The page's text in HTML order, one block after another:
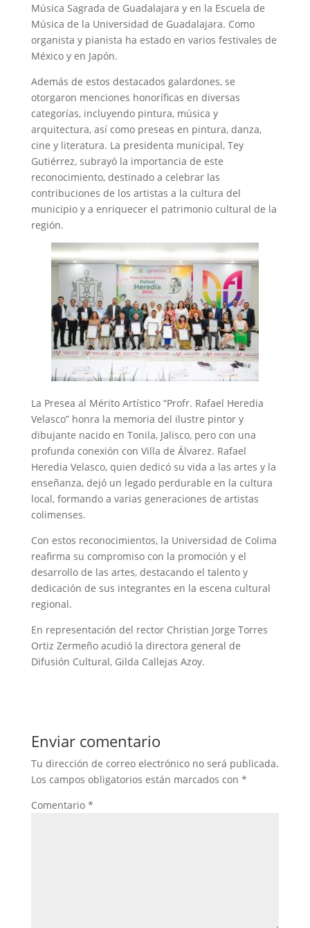
Música Sagrada de Guadalajara y en la Escuela de
Música de la Universidad de Guadalajara. Como
organista y pianista ha estado en varios festivales de
México y en Japón.
Además de estos destacados galardones, se
otorgaron menciones honoríficas en diversas
categorías, incluyendo pintura, música y
arquitectura, así como preseas en pintura, danza,
cine y literatura. La presidenta municipal, Tey
Gutiérrez, subrayó la importancia de este
reconocimiento, destinado a celebrar las
contribuciones de los artistas a la cultura del
municipio y a enriquecer el patrimonio cultural de la
región.
La Presea al Mérito Artístico “Profr. Rafael Heredia
Velasco” honra la memoria del ilustre pintor y
dibujante nacido en Tonila, Jalisco, pero con una
profunda conexión con Villa de Álvarez. Rafael
Heredia Velasco, quien dedicó su vida a las artes y la
enseñanza, dejó un legado perdurable en la cultura
local, formando a varias generaciones de artistas
colimenses.
Con estos reconocimientos, la Universidad de Colima
reafirma su compromiso con la promoción y el
desarrollo de las artes, destacando el talento y
dedicación de sus integrantes en la escena cultural
regional.
En representación del rector Christian Jorge Torres
Ortiz Zermeño acudió la directora general de
Difusión Cultural, Gilda Callejas Azoy.
Enviar comentario
Tu dirección de correo electrónico no será publicada.
Los campos obligatorios están marcados con *
Comentario *